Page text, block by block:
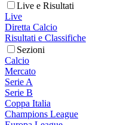
Live e Risultati
Live
Diretta Calcio
Risultati e Classifiche
Sezioni
Calcio
Mercato
Serie A
Serie B
Coppa Italia
Champions League